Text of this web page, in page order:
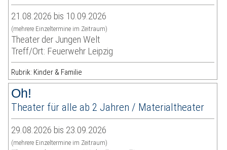
21.08.2026 bis 10.09.2026
(mehrere Einzeltermine im Zeitraum)
Theater der Jungen Welt
Treff/Ort: Feuerwehr Leipzig
Rubrik: Kinder & Familie
Oh!
Theater für alle ab 2 Jahren / Materialtheater
29.08.2026 bis 23.09.2026
(mehrere Einzeltermine im Zeitraum)